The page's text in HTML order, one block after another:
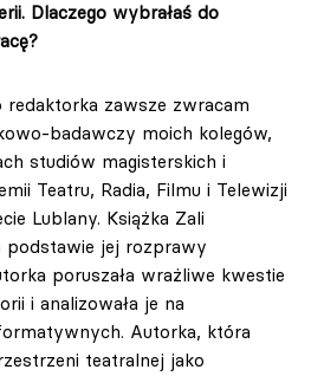
Dlaczego wybrałaś do
redaktorka zawsze zwracam
badawczy moich kolegów,
studiów magisterskich i
Teatru, Radia, Filmu i Telewizji
Lublany. Książka Zali
podstawie jej rozprawy
poruszała wrażliwe kwestie
i analizowała je na
Autorka, która
teatralnej jako